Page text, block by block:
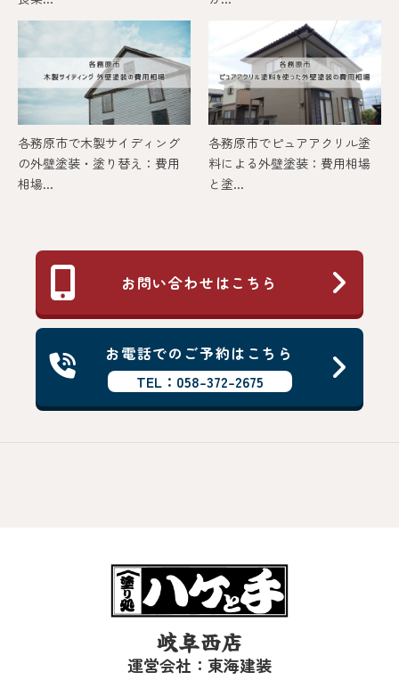
各務原市で木製サイディング
の外壁塗装・塗り替え：費用
相場...
各務原市でピュアアクリル塗
料による外壁塗装：費用相場
と塗...
お問い合わせはこちら
お電話でのご予約はこちら
TEL：058-372-2675
岐阜西店
運営会社：東海建装